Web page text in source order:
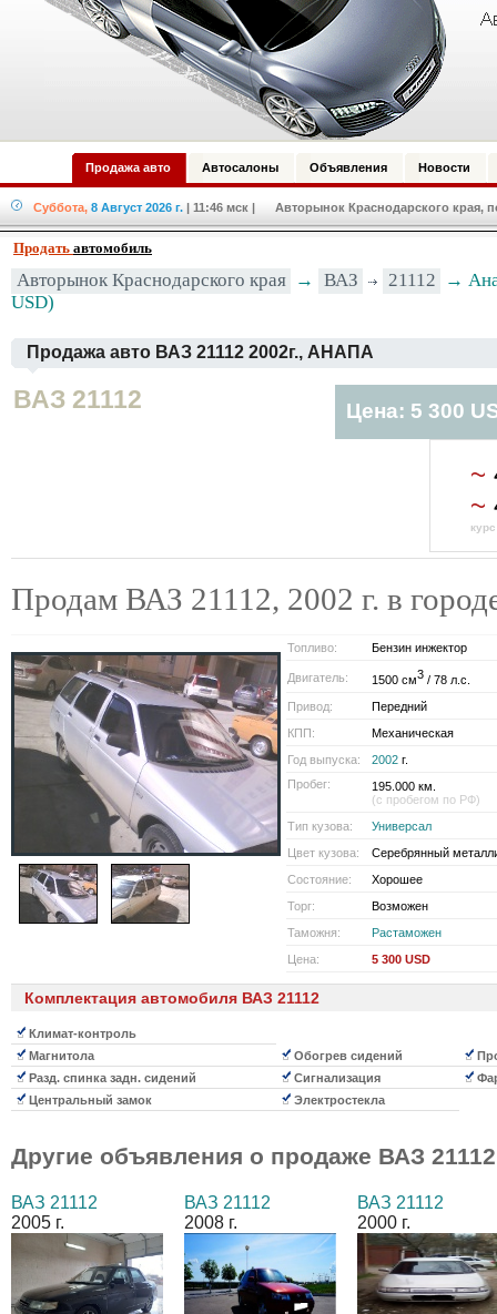
Продажа авто Автосалоны Объявления Новости
Суббота, 8 Август 2026 г. | 11:46 мск | Авторынок Краснодарского края,
Продать автомобиль
Авторынок Краснодарского края → ВАЗ 21112
→
USD)
Продажа авто ВАЗ 21112 2002г., АНАПА
ВАЗ 21112 Цена: 5 300
~
~
Продам ВАЗ 21112, 2002 г. в
Топливо: Бензин инжектор
Двигатель: 1500 см3 / 78 л.с.
Привод:
Передний
КПП:
Механическая
Год выпуска:
2002 г.
Пробег:
195.000 км.
(с пробегом по РФ)
Тип кузова:
Универсал
Цвет кузова:
Серебрянный
Состояние:
Хорошее
Торг:
Возможен
Таможня:
Растаможен
Цена:
5 300 USD
Комплектация автомобиля ВАЗ 21112
Климат-контроль
Магнитола
Обогрев сидений
Разд. спинка задн. сидений
Сигнализация
Центральный замок
Электростекла
Другие объявления о продаже ВАЗ 21112
ВАЗ 21112
2005 г.
ВАЗ 21112
2008 г.
ВАЗ 21112
2000 г.